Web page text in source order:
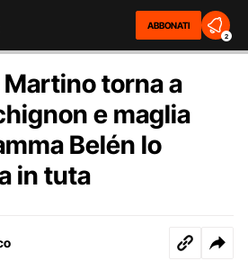
ABBONATI
2
Martino torna a
e maglia
Belén lo
in tuta